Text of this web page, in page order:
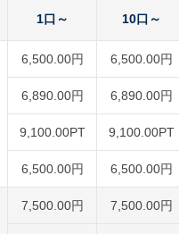
1口～ 10口～
6,500.00円 6,500.00円
6,890.00円 6,890.00円
9,100.00PT 9,100.00PT
6,500.00円 6,500.00円
7,500.00円 7,500.00円